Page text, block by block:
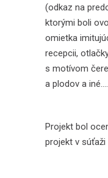
(odkaz na
ktorými boli
omietka
recepcii,
s motívom
a plodov a iné….
Projekt bol
projekt v súťaži